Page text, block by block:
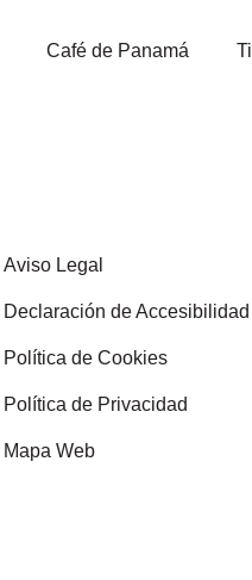
Café de Panamá
Aviso Legal
Declaración de Accesibilidad
Política de Cookies
Política de Privacidad
Mapa Web